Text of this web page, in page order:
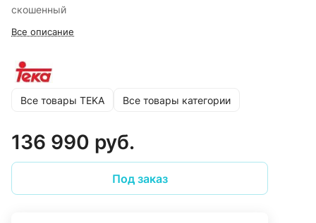
скошенный
Все описание
Все товары TEKA Все товары категории
136 990 руб.
Под заказ